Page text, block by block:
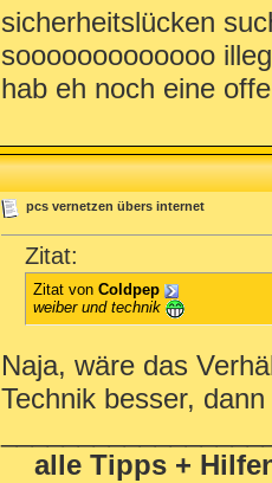
sicherheitslücken
sooooooooooooo
hab eh noch eine
pcs vernetzen übers internet
Zitat:
Zitat von Coldpep
weiber und technik
Naja, wäre das
Technik besser,
alle Tipps +